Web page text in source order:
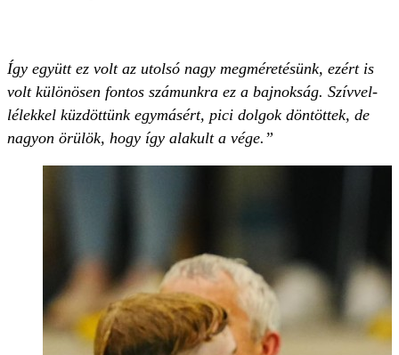
Így együtt ez volt az utolsó nagy megméretésünk, ezért is
volt különösen fontos számunkra ez a bajnokság. Szívvel-
lélekkel küzdöttünk egymásért, pici dolgok döntöttek, de
nagyon örülök, hogy így alakult a vége.”